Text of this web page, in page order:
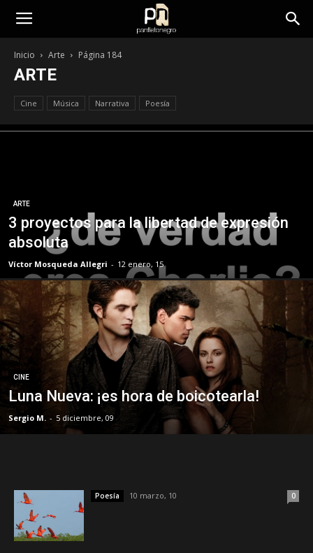
panfletonegro
Inicio Arte Página 184
ARTE
Cine Música Narrativa Poesía
ARTE
3 proyectos para la libertad de expresión
absoluta
Víctor Mosqueda Allegri - 12 enero, 15
CINE
Luna Nueva: ¡es hora de boicotearla!
Sergio M. - 5 diciembre, 09
Poesía 10 marzo, 10 0